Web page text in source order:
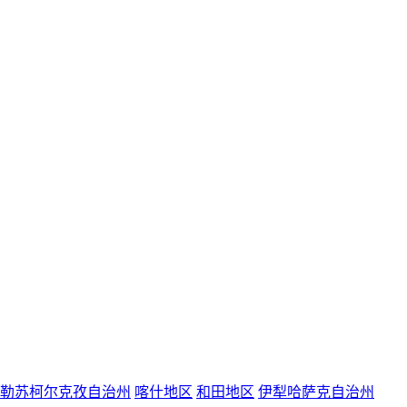
苏柯尔克孜自治州 喀什地区 和田地区 伊犁哈萨克自治州